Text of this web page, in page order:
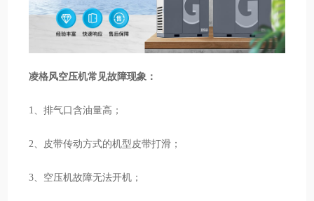
凌格风空压机常见故障现象：
1、排气口含油量高；
2、皮带传动方式的机型皮带打滑；
3、空压机故障无法开机；